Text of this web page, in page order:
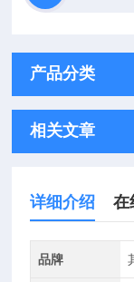
产品分类
相关文章
详细介绍 在
品牌